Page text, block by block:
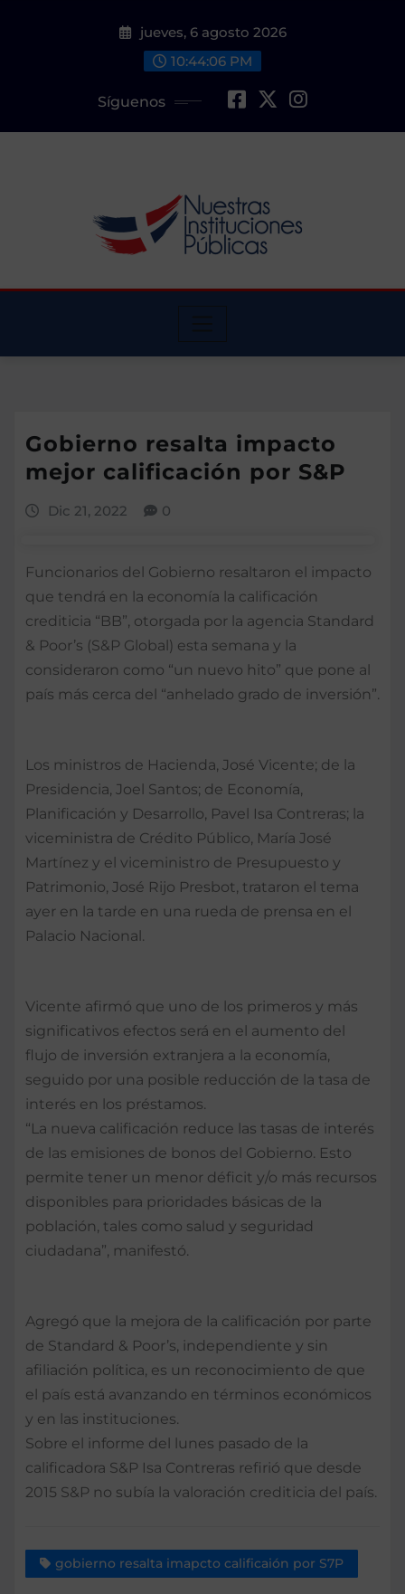
jueves, 6 agosto 2026
10:44:07 PM
Síguenos
Gobierno resalta impacto
mejor calificación por S&P
Dic 21, 2022 0
Funcionarios del Gobierno resaltaron el impacto
que tendrá en la economía la calificación
crediticia “BB”, otorgada por la agencia Standard
& Poor’s (S&P Global) esta semana y la
consideraron como “un nuevo hito” que pone al
país más cerca del “anhelado grado de inversión”.
Los ministros de Hacienda, José Vicente; de la
Presidencia, Joel Santos; de Economía,
Planificación y Desarrollo, Pavel Isa Contreras; la
viceministra de Crédito Público, María José
Martínez y el viceministro de Presupuesto y
Patrimonio, José Rijo Presbot, trataron el tema
ayer en la tarde en una rueda de prensa en el
Palacio Nacional.
Vicente afirmó que uno de los primeros y más
significativos efectos será en el aumento del
flujo de inversión extranjera a la economía,
seguido por una posible reducción de la tasa de
interés en los préstamos.
“La nueva calificación reduce las tasas de interés
de las emisiones de bonos del Gobierno. Esto
permite tener un menor déficit y/o más recursos
disponibles para prioridades básicas de la
población, tales como salud y seguridad
ciudadana”, manifestó.
Agregó que la mejora de la calificación por parte
de Standard & Poor’s, independiente y sin
afiliación política, es un reconocimiento de que
el país está avanzando en términos económicos
y en las instituciones.
Sobre el informe del lunes pasado de la
calificadora S&P Isa Contreras refirió que desde
2015 S&P no subía la valoración crediticia del país.
gobierno resalta imapcto calificaión por S7P